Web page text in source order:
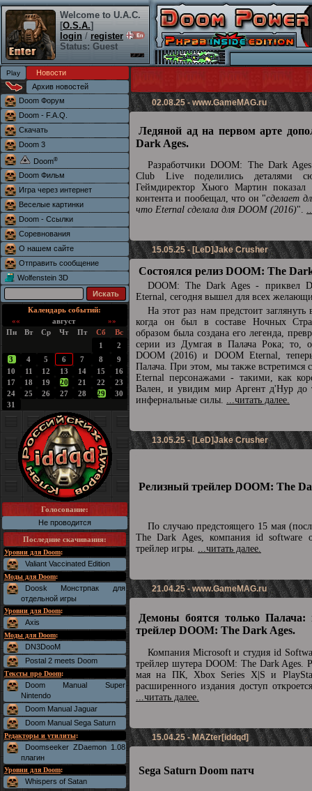
Welcome to U.A.C.
[O.S.A.]
login / register
Status: Guest
Новости
Архив новостей
Doom Форум
Doom - F.A.Q.
Скачать
Doom 3
Doom®
Doom Фильм
Игра через интернет
Веселые картинки
Doom - Ссылки
Соревнования
О нашем сайте
Отправить сообщение
Wolfenstein 3D
Календарь событий:
««
август
»»
Пн
Вт Ср Чт Пт Сб
Вс
1
2
3
4 5 6 7 8
9
10
11 12 13 14 15
16
17
18 19 20 21 22
23
24
25 26 27 28 29
30
31
Голосование:
Не проводится
Последние скачивания:
Уровни для Doom:
Valiant Vaccinated Edition
Моды для Doom:
Doosk Монстрпак для
отдельной игры
Уровни для Doom:
Axis
Моды для Doom:
DN3DooM
Postal 2 meets Doom
Тексты про Doom:
Doom Manual Super
Nintendo
Doom Manual Jaguar
Doom Manual Sega Saturn
Редакторы и утилиты:
Doomseeker ZDaemon 1.08
плагин
Уровни для Doom:
Whispers of Satan
02.08.25 -www.GameMAG.ru
Ледяной ад на первом арте
Dark Ages.
Разработчики DOOM: The Dark
Club Live поделились деталями
Геймдиректор Хьюго Мартин показал
контента и пообещал, что он "сделает
что Eternal сделала для DOOM (2016)".
15.05.25 - [LeD]Jake Crusher
Состоялся релиз DOOM: The
DOOM: The Dark Ages - приквел
Eternal, сегодня вышел для всех
На этот раз нам предстоит
когда он был в составе Ночных
образом была создана его легенда,
серии из Думгая в Палача Рока; то, о
DOOM (2016) и DOOM Eternal,
Палача. При этом, мы также встретимся
Eternal персонажами - такими, как
Вален, и увидим мир Аргент д'Нур до
инфернальные силы. ...читать далее.
13.05.25 - [LeD]Jake Crusher
Релизный трейлер DOOM: The
По случаю предстоящего 15 мая
The Dark Ages, компания id software
трейлер игры. ...читать далее.
21.04.25 -www.GameMAG.ru
Демоны боятся только Палача:
трейлер DOOM: The Dark Ages.
Компания Microsoft и студия id
трейлер шутера DOOM: The Dark Ages.
мая на ПК, Xbox Series X|S и
расширенного издания доступ
...читать далее.
15.04.25 - MAZter[iddqd]
Sega Saturn Doom патч